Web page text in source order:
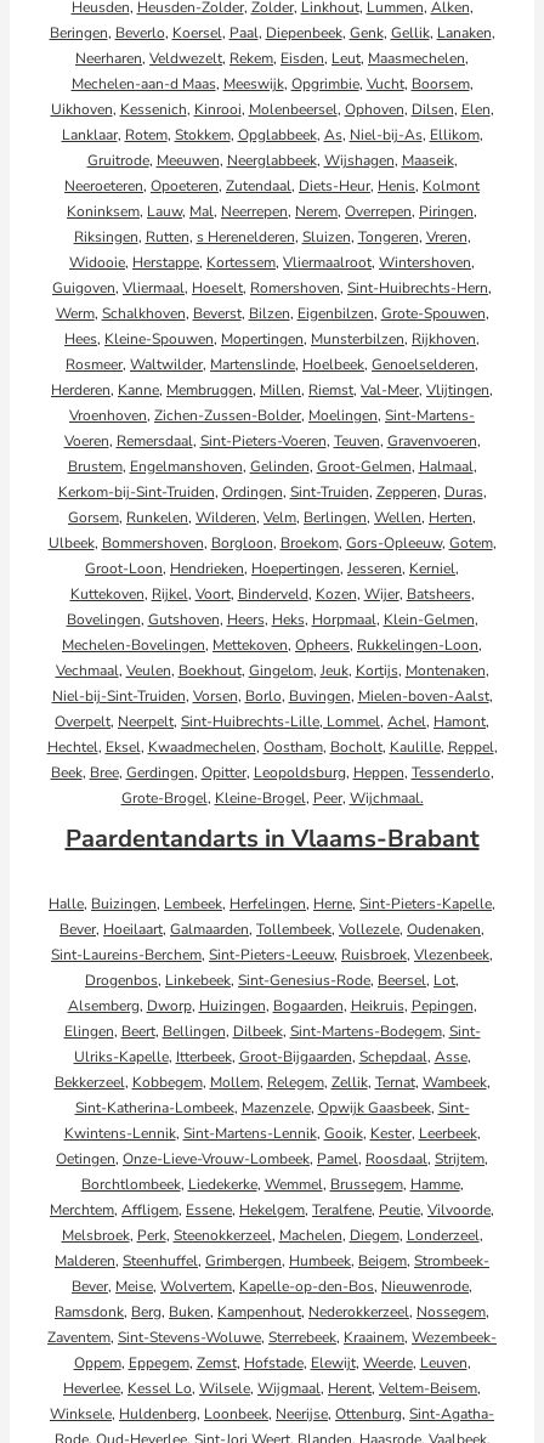
Heusden, Heusden-Zolder, Zolder, Linkhout, Lummen, Alken,
Beringen, Beverlo, Koersel, Paal, Diepenbeek, Genk, Gellik, Lanaken,
Neerharen, Veldwezelt, Rekem, Eisden, Leut, Maasmechelen,
Mechelen-aan-d Maas, Meeswijk, Opgrimbie, Vucht, Boorsem,
Uikhoven, Kessenich, Kinrooi, Molenbeersel, Ophoven, Dilsen, Elen,
Lanklaar, Rotem, Stokkem, Opglabbeek, As, Niel-bij-As, Ellikom,
Gruitrode, Meeuwen, Neerglabbeek, Wijshagen, Maaseik,
Neeroeteren, Opoeteren, Zutendaal, Diets-Heur, Henis, Kolmont
Koninksem, Lauw, Mal, Neerrepen, Nerem, Overrepen, Piringen,
Riksingen, Rutten, s Herenelderen, Sluizen, Tongeren, Vreren,
Widooie, Herstappe, Kortessem, Vliermaalroot, Wintershoven,
Guigoven, Vliermaal, Hoeselt, Romershoven, Sint-Huibrechts-Hern,
Werm, Schalkhoven, Beverst, Bilzen, Eigenbilzen, Grote-Spouwen,
Hees, Kleine-Spouwen, Mopertingen, Munsterbilzen, Rijkhoven,
Rosmeer, Waltwilder, Martenslinde, Hoelbeek, Genoelselderen,
Herderen, Kanne, Membruggen, Millen, Riemst, Val-Meer, Vlijtingen,
Vroenhoven, Zichen-Zussen-Bolder, Moelingen, Sint-Martens-
Voeren, Remersdaal, Sint-Pieters-Voeren, Teuven, Gravenvoeren,
Brustem, Engelmanshoven, Gelinden, Groot-Gelmen, Halmaal,
Kerkom-bij-Sint-Truiden, Ordingen, Sint-Truiden, Zepperen, Duras,
Gorsem, Runkelen, Wilderen, Velm, Berlingen, Wellen, Herten,
Ulbeek, Bommershoven, Borgloon, Broekom, Gors-Opleeuw, Gotem,
Groot-Loon, Hendrieken, Hoepertingen, Jesseren, Kerniel,
Kuttekoven, Rijkel, Voort, Binderveld, Kozen, Wijer, Batsheers,
Bovelingen, Gutshoven, Heers, Heks, Horpmaal, Klein-Gelmen,
Mechelen-Bovelingen, Mettekoven, Opheers, Rukkelingen-Loon,
Vechmaal, Veulen, Boekhout, Gingelom, Jeuk, Kortijs, Montenaken,
Niel-bij-Sint-Truiden, Vorsen, Borlo, Buvingen, Mielen-boven-Aalst,
Overpelt, Neerpelt, Sint-Huibrechts-Lille, Lommel, Achel, Hamont,
Hechtel, Eksel, Kwaadmechelen, Oostham, Bocholt, Kaulille, Reppel,
Beek, Bree, Gerdingen, Opitter, Leopoldsburg, Heppen, Tessenderlo,
Grote-Brogel, Kleine-Brogel, Peer, Wijchmaal.
Paardentandarts in Vlaams-Brabant
Halle, Buizingen, Lembeek, Herfelingen, Herne, Sint-Pieters-Kapelle,
Bever, Hoeilaart, Galmaarden, Tollembeek, Vollezele, Oudenaken,
Sint-Laureins-Berchem, Sint-Pieters-Leeuw, Ruisbroek, Vlezenbeek,
Drogenbos, Linkebeek, Sint-Genesius-Rode, Beersel, Lot,
Alsemberg, Dworp, Huizingen, Bogaarden, Heikruis, Pepingen,
Elingen, Beert, Bellingen, Dilbeek, Sint-Martens-Bodegem, Sint-
Ulriks-Kapelle, Itterbeek, Groot-Bijgaarden, Schepdaal, Asse,
Bekkerzeel, Kobbegem, Mollem, Relegem, Zellik, Ternat, Wambeek,
Sint-Katherina-Lombeek, Mazenzele, OpwijkGaasbeek, Sint-
Kwintens-Lennik, Sint-Martens-Lennik, Gooik, Kester, Leerbeek,
Oetingen, Onze-Lieve-Vrouw-Lombeek, Pamel, Roosdaal, Strijtem,
Borchtlombeek, Liedekerke, Wemmel, Brussegem, Hamme,
Merchtem, Affligem, Essene, Hekelgem, Teralfene, Peutie, Vilvoorde,
Melsbroek, Perk, Steenokkerzeel, Machelen, Diegem, Londerzeel,
Malderen, Steenhuffel, Grimbergen, Humbeek, Beigem, Strombeek-
Bever, Meise, Wolvertem, Kapelle-op-den-Bos, Nieuwenrode,
Ramsdonk, Berg, Buken, Kampenhout, Nederokkerzeel, Nossegem,
Zaventem, Sint-Stevens-Woluwe, Sterrebeek, Kraainem, Wezembeek-
Oppem, Eppegem, Zemst, Hofstade, Elewijt, Weerde, Leuven,
Heverlee, Kessel Lo, Wilsele, Wijgmaal, Herent, Veltem-Beisem,
Winksele, Huldenberg, Loonbeek, Neerijse, Ottenburg, Sint-Agatha-
Rode, Oud-Heverlee, Sint-Jori Weert, Blanden, Haasrode, Vaalbeek,